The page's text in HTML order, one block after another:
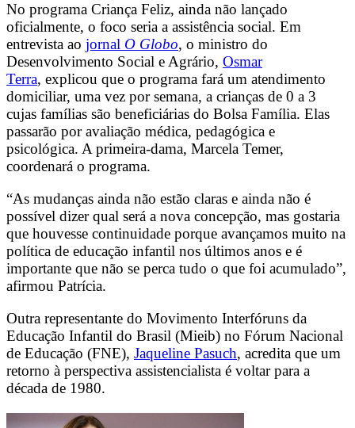
No programa Criança Feliz, ainda não lançado
oficialmente, o foco seria a assistência social. Em
entrevista ao jornal O Globo, o ministro do
Desenvolvimento Social e Agrário, Osmar
Terra, explicou que o programa fará um atendimento
domiciliar, uma vez por semana, a crianças de 0 a 3
cujas famílias são beneficiárias do Bolsa Família. Elas
passarão por avaliação médica, pedagógica e
psicológica. A primeira-dama, Marcela Temer,
coordenará o programa.
“As mudanças ainda não estão claras e ainda não é
possível dizer qual será a nova concepção, mas gostaria
que houvesse continuidade porque avançamos muito na
política de educação infantil nos últimos anos e é
importante que não se perca tudo o que foi acumulado”,
afirmou Patrícia.
Outra representante do Movimento Interfóruns da
Educação Infantil do Brasil (Mieib) no Fórum Nacional
de Educação (FNE), Jaqueline Pasuch, acredita que um
retorno à perspectiva assistencialista é voltar para a
década de 1980.